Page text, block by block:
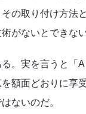
の取り付け方法
がないとできな
。実を言うと「
額面どおりに享
ないのだ。